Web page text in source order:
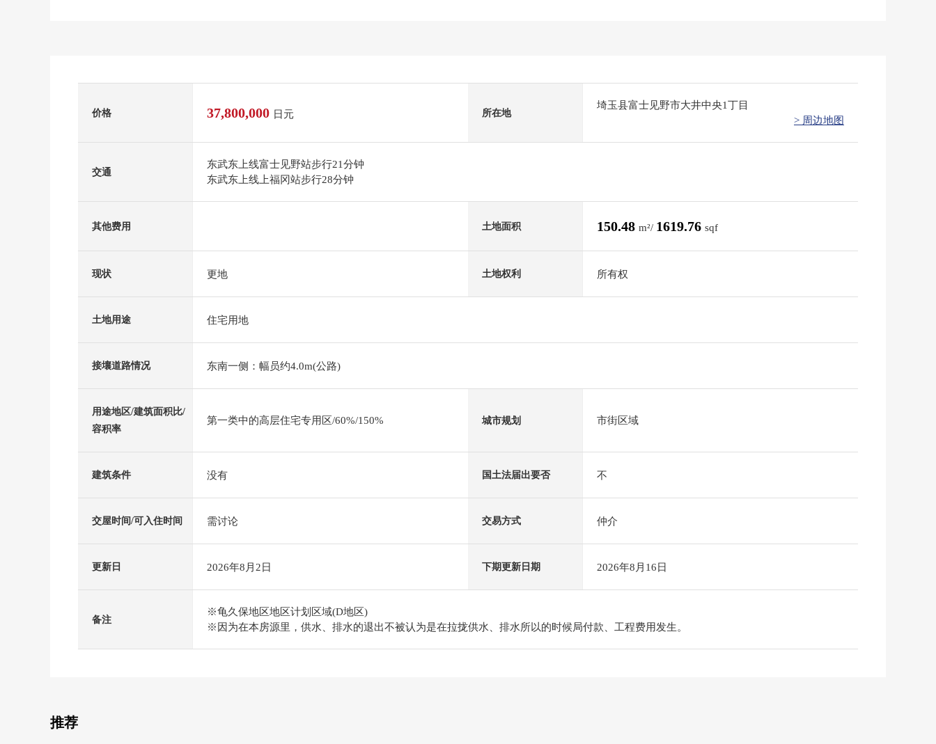
价格 37,800,000 日元 所在地
埼玉县富士见野市大井中央1丁目
> 周边地图
交通
东武东上线富士见野站步行21分钟
东武东上线上福冈站步行28分钟
其他费用 土地面积 150.48 m²/ 1619.76 sqf
现状 更地 土地权利 所有权
土地用途 住宅用地
接壤道路情况 东南一侧：幅员约4.0m(公路)
用途地区/建筑面积比/
容积率
第一类中的高层住宅专用区/60%/150% 城市规划 市街区域
建筑条件 没有 国土法届出要否 不
交屋时间/可入住时间 需讨论 交易方式 仲介
更新日 2026年8月2日 下期更新日期 2026年8月16日
备注
※龟久保地区地区计划区域(D地区)
※因为在本房源里，供水、排水的退出不被认为是在拉拢供水、排水所以的时候局付款、工程费用发生。
推荐